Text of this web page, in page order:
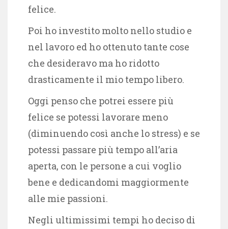
felice.
Poi ho investito molto nello studio e
nel lavoro ed ho ottenuto tante cose
che desideravo ma ho ridotto
drasticamente il mio tempo libero.
Oggi penso che potrei essere più
felice se potessi lavorare meno
(diminuendo così anche lo stress) e se
potessi passare più tempo all’aria
aperta, con le persone a cui voglio
bene e dedicandomi maggiormente
alle mie passioni.
Negli ultimissimi tempi ho deciso di